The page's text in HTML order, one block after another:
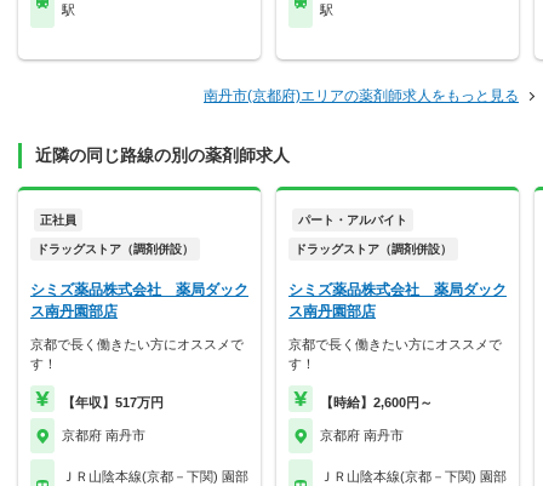
駅
駅
南丹市(京都府)エリアの薬剤師求人をもっと見る
近隣の同じ路線の別の薬剤師求人
正社員
ドラッグストア（調剤併設）
シミズ薬品株式会社 薬局ダック
ス南丹園部店
京都で長く働きたい方にオススメで
す！
【年収】517万円
京都府 南丹市
ＪＲ山陰本線(京都－下関) 園部
パート・アルバイト
ドラッグストア（調剤併設）
シミズ薬品株式会社 薬局ダック
ス南丹園部店
京都で長く働きたい方にオススメで
す！
【時給】2,600円～
京都府 南丹市
ＪＲ山陰本線(京都－下関) 園部